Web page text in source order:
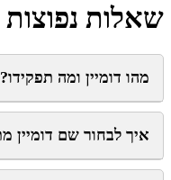
שאלות נפוצות
מהו דומיין ומה תפקידו?
איך לבחור שם דומיין